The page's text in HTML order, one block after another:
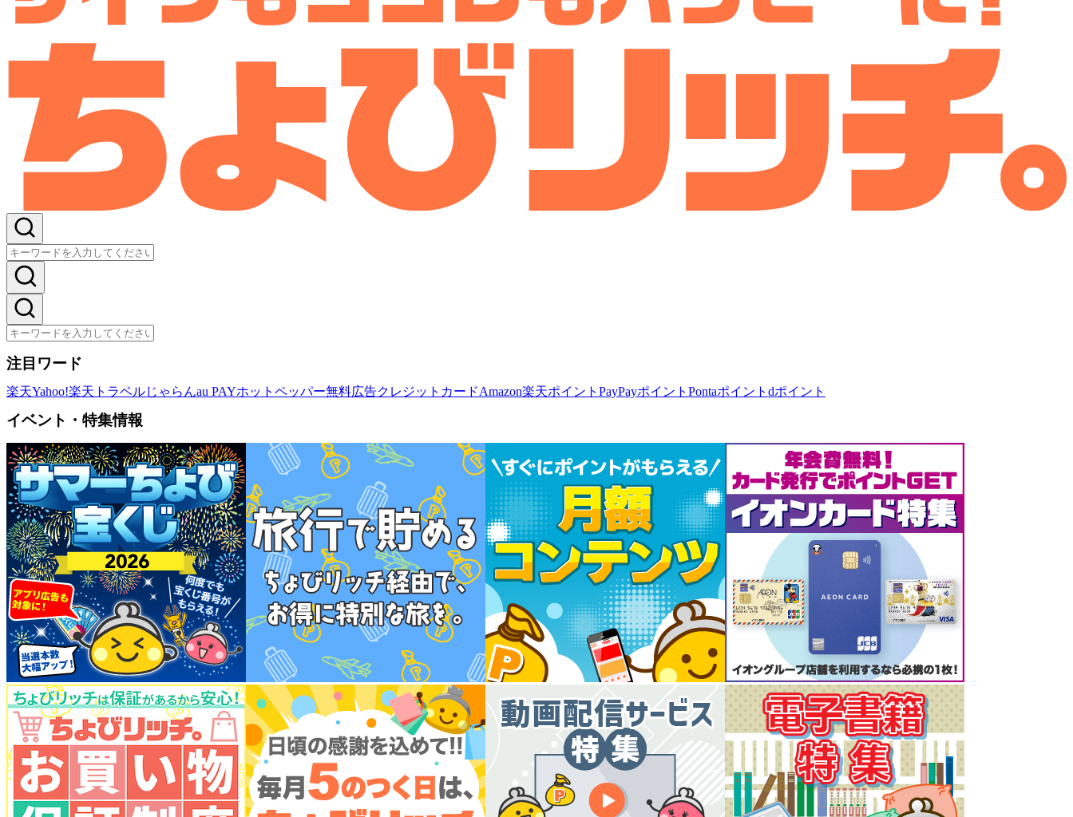
注目ワード
楽天Yahoo!楽天トラベルじゃらんau PAYホットペッパー無料広告クレジットカードAmazon楽天ポイント PayPayポイント Pontaポイント dポイント
イベント・特集情報